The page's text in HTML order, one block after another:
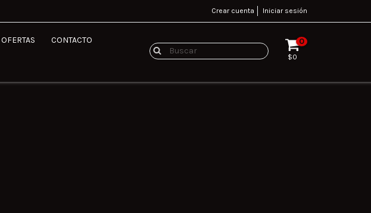
Crear cuenta Iniciar sesión
CONTACTO 0
$0